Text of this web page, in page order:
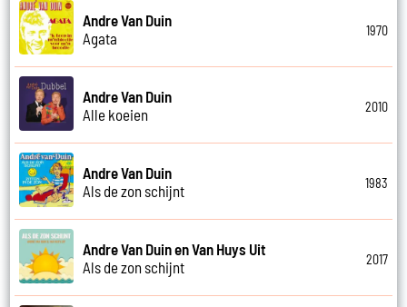
Andre Van Duin
Agata
1970
Andre Van Duin
Alle koeien
2010
Andre Van Duin
Als de zon schijnt
1983
Andre Van Duin en Van Huys Uit
Als de zon schijnt
2017